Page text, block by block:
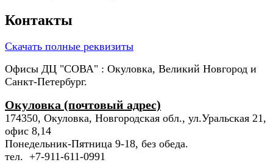
Контакты
Скачать полные реквизиты
Офисы ДЦ "СОВА" : Окуловка, Великий Новгород и
Санкт-Петербург.
Окуловка (почтовый адрес)
174350, Окуловка, Новгородская обл., ул.Уральская 21,
офис 8,14
Понедельник-Пятница 9-18, без обеда.
тел. +7-911-611-0991